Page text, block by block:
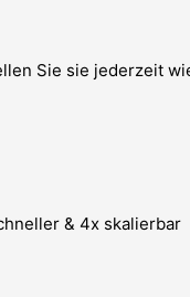
Sie sie jederzeit
& 4x skalierbar